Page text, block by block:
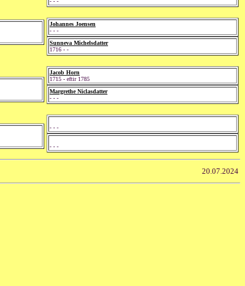
Johannes Joensen
- - -
Sunneva Michelsdatter
1716 - -
Jacob Horn
1715 - eftir 1785
Margrethe Niclasdatter
- - -
- - -
- - -
20.07.2024